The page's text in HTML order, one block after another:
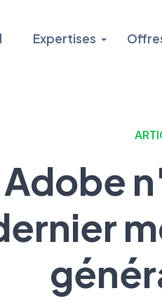
Expertises